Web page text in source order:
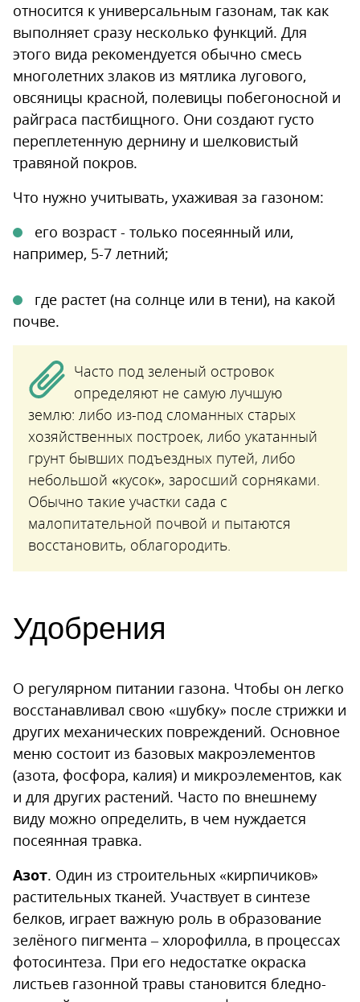
относится к универсальным газонам, так как
выполняет сразу несколько функций. Для
этого вида рекомендуется обычно смесь
многолетних злаков из мятлика лугового,
овсяницы красной, полевицы побегоносной и
райграса пастбищного. Они создают густо
переплетенную дернину и шелковистый
травяной покров.
Что нужно учитывать, ухаживая за газоном:
его возраст - только посеянный или,
например, 5-7 летний;
где растет (на солнце или в тени), на какой
почве.
Часто под зеленый островок
определяют не самую лучшую
землю: либо из-под сломанных старых
хозяйственных построек, либо укатанный
грунт бывших подъездных путей, либо
небольшой «кусок», заросший сорняками.
Обычно такие участки сада с
малопитательной почвой и пытаются
восстановить, облагородить.
Удобрения
О регулярном питании газона. Чтобы он легко
восстанавливал свою «шубку» после стрижки и
других механических повреждений. Основное
меню состоит из базовых макроэлементов
(азота, фосфора, калия) и микроэлементов, как
и для других растений. Часто по внешнему
виду можно определить, в чем нуждается
посеянная травка.
Азот. Один из строительных «кирпичиков»
растительных тканей. Участвует в синтезе
белков, играет важную роль в образование
зелёного пигмента – хлорофилла, в процессах
фотосинтеза. При его недостатке окраска
листьев газонной травы становится бледно-